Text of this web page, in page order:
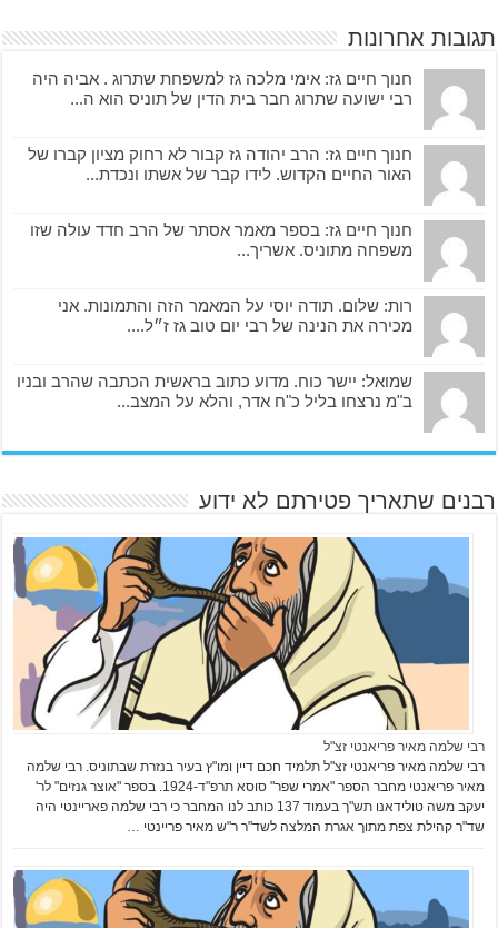
תגובות אחרונות
חנוך חיים גז: אימי מלכה גז למשפחת שתרוג . אביה היה
רבי ישועה שתרוג חבר בית הדין של תוניס הוא ה...
חנוך חיים גז: הרב יהודה גז קבור לא רחוק מציון קברו של
האור החיים הקדוש. לידו קבר של אשתו ונכדת...
חנוך חיים גז: בספר מאמר אסתר של הרב חדד עולה שזו
משפחה מתוניס. אשריך...
רות: שלום. תודה יוסי על המאמר הזה והתמונות. אני
מכירה את הנינה של רבי יום טוב גז ז״ל....
שמואל: יישר כוח. מדוע כתוב בראשית הכתבה שהרב ובניו
ב"מ נרצחו בליל כ"ח אדר, והלא על המצב...
רבנים שתאריך פטירתם לא ידוע
רבי שלמה מאיר פריאנטי זצ"ל
רבי שלמה מאיר פריאנטי זצ"ל תלמיד חכם דיין ומו"ץ בעיר בנזרת שבתוניס. רבי שלמה
מאיר פריאנטי מחבר הספר "אמרי שפר" סוסא תרפ"ד-1924. בספר "אוצר גנזים" לר'
יעקב משה טולידאנו תש"ך בעמוד 137 כותב לנו המחבר כי רבי שלמה פאריינטי היה
שד"ר קהילת צפת מתוך אגרת המלצה לשד"ר ר"ש מאיר פריינטי …